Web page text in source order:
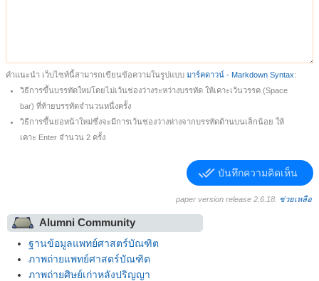
คำแนะนำ เว็บไซท์นี้สามารถเขียนข้อความในรูปแบบ มาร์คดาวน์ - Markdown Syntax:
วิธีการขึ้นบรรทัดใหม่โดยไม่เว้นช่องว่างระหว่างบรรทัด ให้เคาะเว้นวรรค (Space
bar) ที่ท้ายบรรทัดจำนวนหนึ่งครั้ง
วิธีการขึ้นย่อหน้าใหม่ซึ่งจะมีการเว้นช่องว่างห่างจากบรรทัดด้านบนเล็กน้อย ให้
เคาะ Enter จำนวน 2 ครั้ง
done_all บันทึกความคิดเห็น
paper version release 2.6.18. ช่วยเหลือ
Alumni Community
ฐานข้อมูลแพทย์ศาสตร์บัณฑิต
ภาพถ่ายแพทย์ศาสตร์บัณฑิต
ภาพถ่ายศิษย์เก่าหลังปริญญา